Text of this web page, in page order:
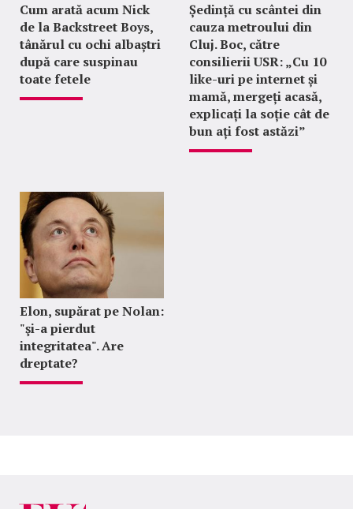
Cum arată acum Nick
de la Backstreet Boys,
tânărul cu ochi albaștri
după care suspinau
toate fetele
Ședință cu scântei din
cauza metroului din
Cluj. Boc, către
consilierii USR: „Cu 10
like-uri pe internet și
mamă, mergeți acasă,
explicați la soție cât de
bun ați fost astăzi”
Elon, supărat pe Nolan:
"şi-a pierdut
integritatea". Are
dreptate?